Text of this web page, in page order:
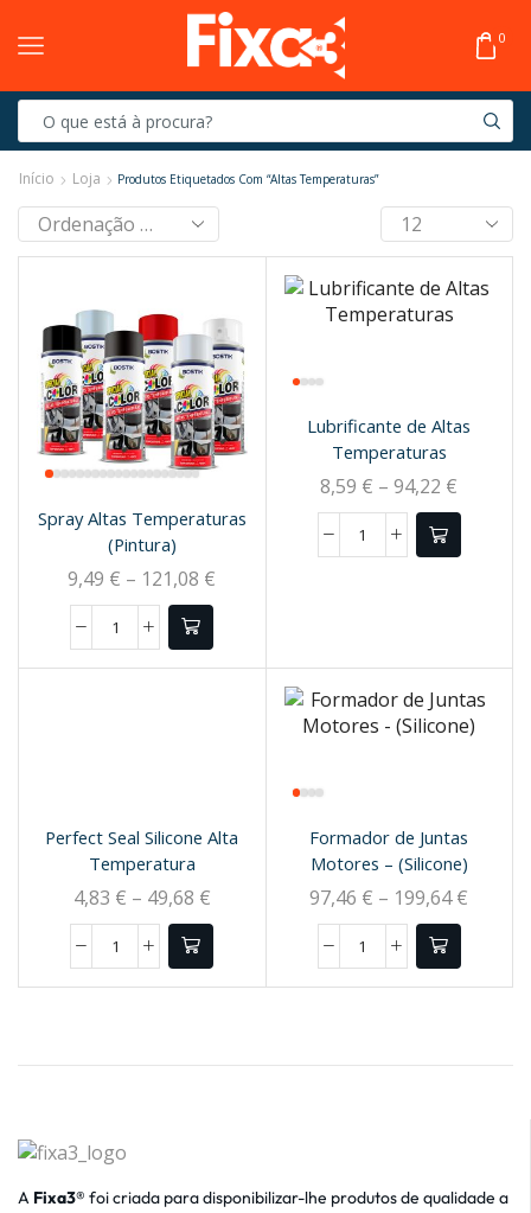
0
Início Loja Produtos Etiquetados Com “Altas Temperaturas”
Spray Altas Temperaturas
(Pintura)
9,49 € – 121,08 €
Lubrificante de Altas
Temperaturas
8,59 € –94,22 €
Perfect Seal Silicone Alta
Temperatura
4,83 € – 49,68 €
Formador de Juntas
Motores – (Silicone)
97,46 € – 199,64€
A Fixa3® foi criada para disponibilizar-lhe produtos de qualidade a